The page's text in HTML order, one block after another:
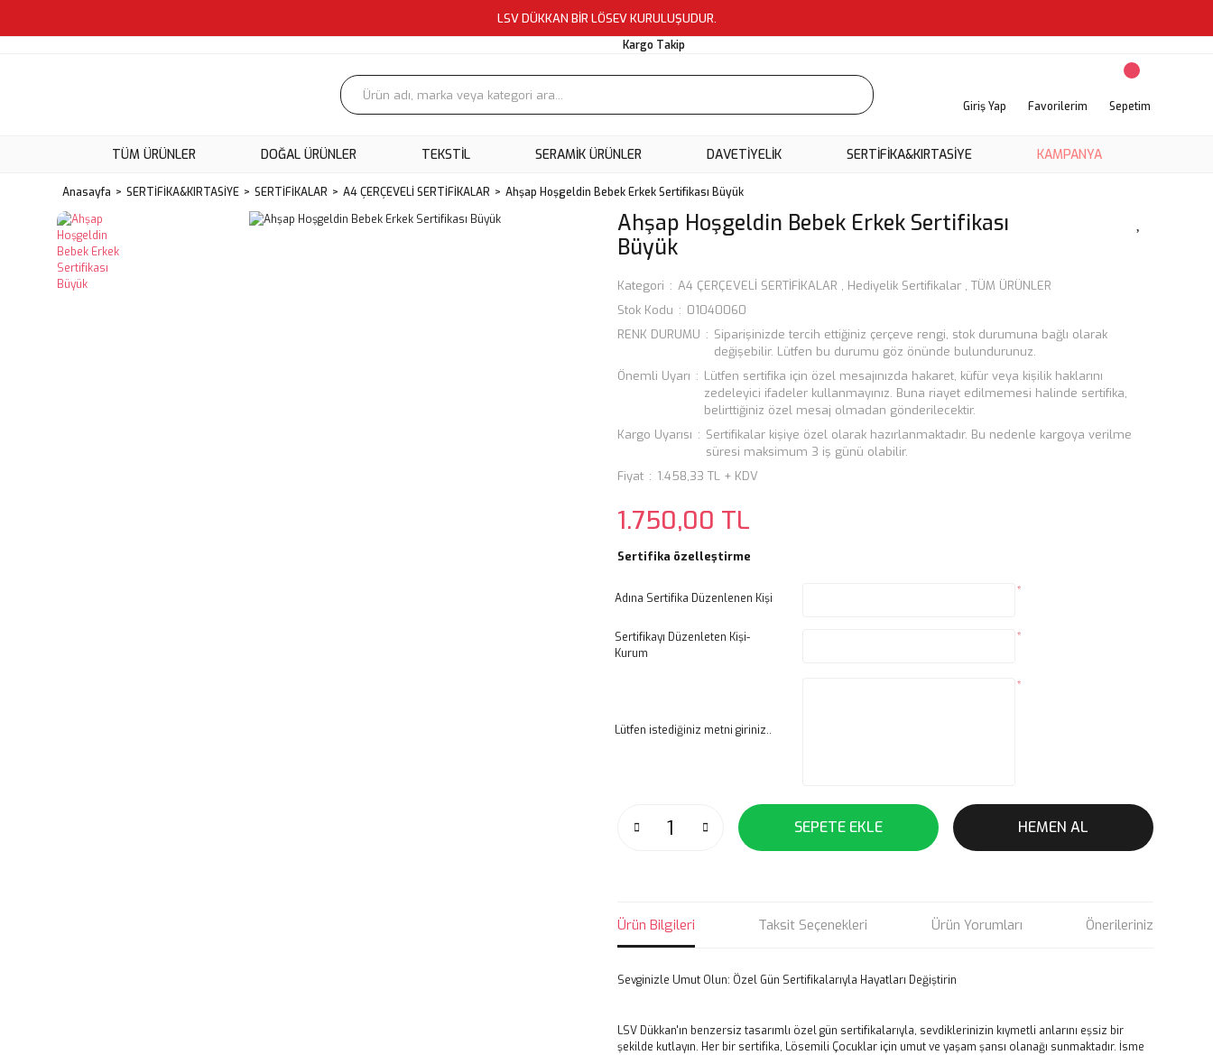
LSV DÜKKAN BİR LÖSEV KURULUŞUDUR.
Kargo Takip
Giriş Yap Favorilerim Sepetim
TÜM ÜRÜNLER DOĞAL ÜRÜNLER TEKSTİL SERAMİK ÜRÜNLER DAVETİYELİK SERTİFİKA&KIRTASİYE KAMPANYA
Anasayfa SERTİFİKA&KIRTASİYE SERTİFİKALAR A4 ÇERÇEVELİ SERTİFİKALAR Ahşap Hoşgeldin Bebek Erkek Sertifikası Büyük
Ahşap Hoşgeldin Bebek Erkek Sertifikası
Büyük
Kategori A4 ÇERÇEVELİ SERTİFİKALAR , Hediyelik Sertifikalar , TÜM ÜRÜNLER
Stok Kodu
01040060
RENK DURUMU
Siparişinizde tercih ettiğiniz çerçeve rengi, stok durumuna bağlı olarak
değişebilir. Lütfen bu durumu göz önünde bulundurunuz.
Önemli Uyarı
Lütfen sertifika için özel mesajınızda hakaret, küfür veya kişilik haklarını
zedeleyici ifadeler kullanmayınız. Buna riayet edilmemesi halinde sertifika,
belirttiğiniz özel mesaj olmadan gönderilecektir.
Kargo Uyarısı
Sertifikalar kişiye özel olarak hazırlanmaktadır. Bu nedenle kargoya verilme
süresi maksimum 3 iş günü olabilir.
Fiyat
1.458,33 TL + KDV
1.750,00 TL
Sertifika özelleştirme
Adına Sertifika Düzenlenen Kişi
*
Sertifikayı Düzenleten Kişi-
Kurum
*
Lütfen istediğiniz metni giriniz..
*
SEPETE EKLE HEMEN AL
Ürün Bilgileri Taksit Seçenekleri Ürün Yorumları Önerileriniz
Sevginizle Umut Olun: Özel Gün Sertifikalarıyla Hayatları Değiştirin
LSV Dükkan'ın benzersiz tasarımlı özel gün sertifikalarıyla, sevdiklerinizin kıymetli anlarını eşsiz bir
şekilde kutlayın. Her bir sertifika, Lösemili Çocuklar için umut ve yaşam şansı olanağı sunmaktadır. İsme